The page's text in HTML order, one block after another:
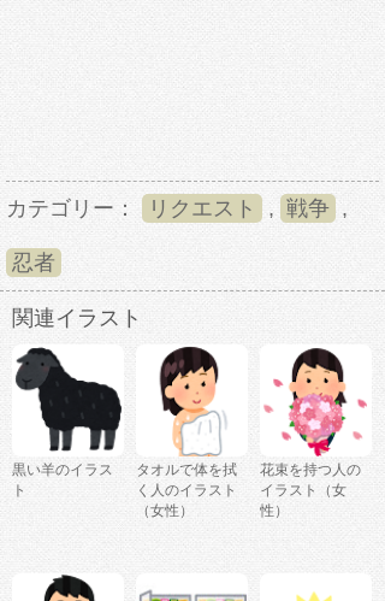
カテゴリー： リクエスト , 戦争 ,
忍者
関連イラスト
黒い羊のイラス
ト
タオルで体を拭
く人のイラスト
（女性）
花束を持つ人の
イラスト（女
性）